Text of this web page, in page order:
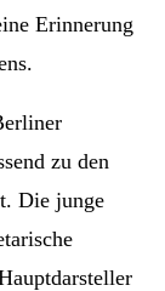
Erinnerung
zu den
Die junge